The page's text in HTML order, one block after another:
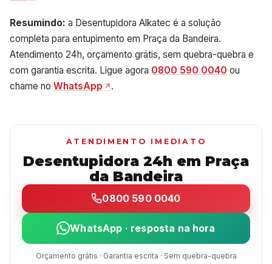
Resumindo: a Desentupidora Alkatec é a solução
completa para entupimento em Praça da Bandeira.
Atendimento 24h, orçamento grátis, sem quebra-quebra e
com garantia escrita. Ligue agora 0800 590 0040 ou
chame no WhatsApp .
ATENDIMENTO IMEDIATO
Desentupidora 24h em Praça
da Bandeira
0800 590 0040
WhatsApp · resposta na hora
Orçamento grátis · Garantia escrita · Sem quebra-quebra